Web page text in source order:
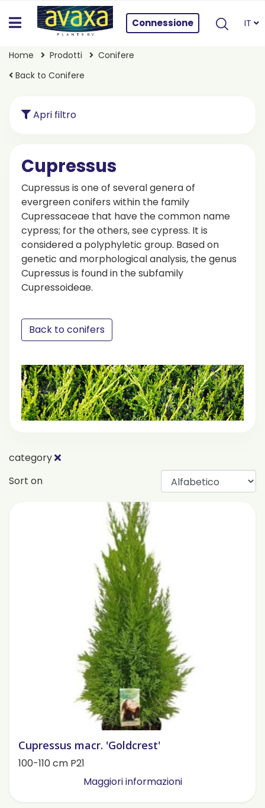
Connessione IT
Home Prodotti
Conifere
Back to Conifere
Apri filtro
Cupressus
Cupressus is one of several genera of
evergreen conifers within the family
Cupressaceae that have the common name
cypress; for the others, see cypress. It is
considered a polyphyletic group. Based on
genetic and morphological analysis, the genus
Cupressus is found in the subfamily
Cupressoideae.
Back to conifers
category
Sort on
Cupressus macr. 'Goldcrest'
100-110 cm P21
Maggiori informazioni